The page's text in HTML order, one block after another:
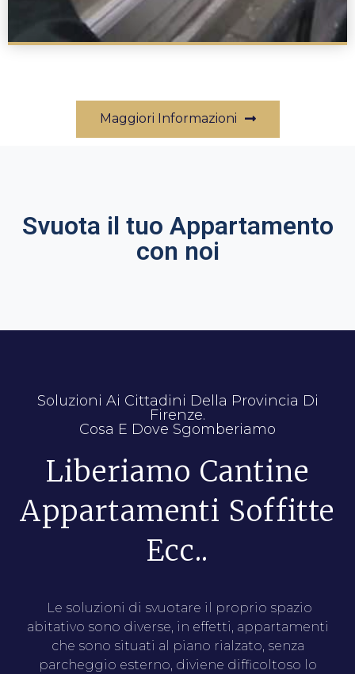
Maggiori Informazioni
Svuota il tuo Appartamento
con noi
Soluzioni Ai Cittadini Della Provincia Di
Firenze.
Cosa E Dove Sgomberiamo
Liberiamo Cantine
Appartamenti Soffitte
Ecc..
Le soluzioni di svuotare il proprio spazio
abitativo sono diverse, in effetti, appartamenti
che sono situati al piano rialzato, senza
parcheggio esterno, diviene difficoltoso lo